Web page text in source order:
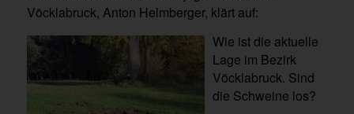
Vöcklabruck, Anton Helmberger, klärt auf:
Wie ist die aktuelle
Lage im Bezirk
Vöcklabruck. Sind
die Schweine los?